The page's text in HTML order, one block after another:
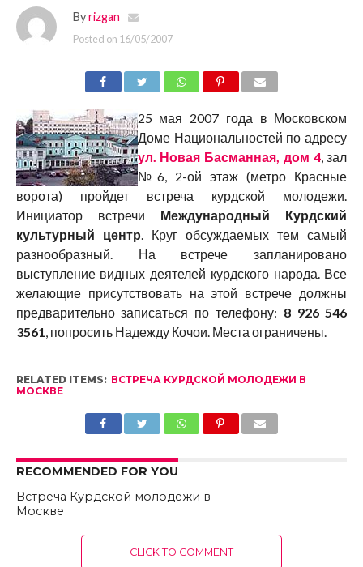
By rizgan
Posted on 16/05/2007
25 мая 2007 года в Московском
Доме Национальностей по адресу
ул. Новая Басманная, дом 4, зал
№6, 2-ой этаж (метро Красные
ворота) пройдет встреча курдской молодежи.
Инициатор встречи Международный Курдский
культурный центр. Круг обсуждаемых тем самый
разнообразный. На встрече запланировано
выступление видных деятелей курдского народа. Все
желающие присутствовать на этой встрече должны
предварительно записаться по телефону: 8 926 546
3561, попросить Надежду Кочои. Места ограничены.
RELATED ITEMS: ВСТРЕЧА КУРДСКОЙ МОЛОДЕЖИ В
МОСКВЕ
RECOMMENDED FOR YOU
Встреча Курдской молодежи в
Москве
CLICK TO COMMENT